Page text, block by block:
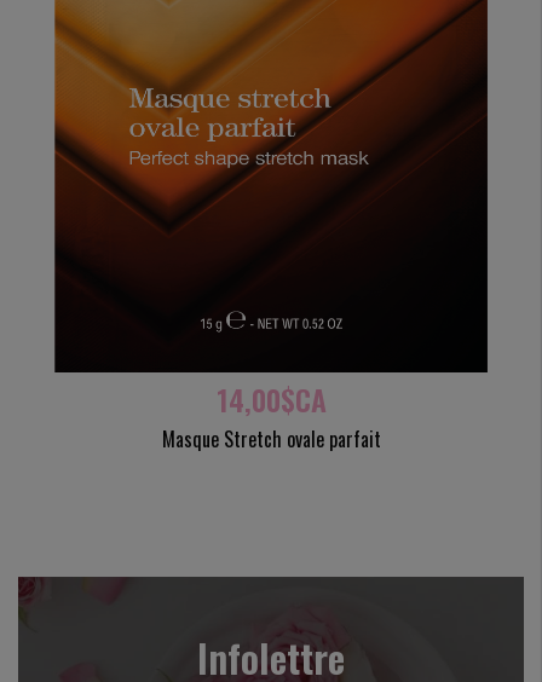
14,00$CA
Masque Stretch ovale parfait
Infolettre